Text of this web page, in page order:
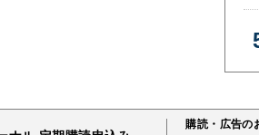
購読・広告の